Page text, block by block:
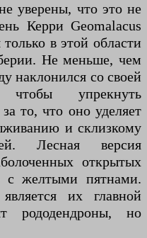
уверены, что это не
Керри Geomalacus
в этой области
Не меньше, чем
наклонился со своей
чтобы упрекнуть
то, что оно уделяет
и склизкому
Лесная версия
открытых
с желтыми пятнами.
их главной
рододендроны, но